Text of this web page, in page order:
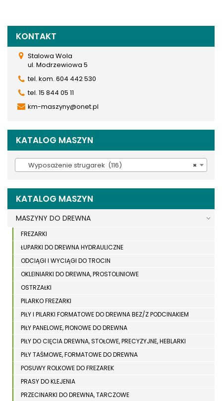
KONTAKT
Stalowa Wola
ul. Modrzewiowa 5
tel. kom. 604 442 530
tel. 15 844 05 11
km-maszyny@onet.pl
KATALOG MASZYN
×
Wyposażenie strugarek (116)
KATALOG MASZYN
MASZYNY DO DREWNA
FREZARKI
ŁUPARKI DO DREWNA HYDRAULICZNE
ODCIĄGI I WYCIĄGI DO TROCIN
OKLEINIARKI DO DREWNA, PROSTOLINIOWE
OSTRZAŁKI
PILARKO FREZARKI
PIŁY I PILARKI FORMATOWE DO DREWNA BEZ/Z PODCINAKIEM
PIŁY PANELOWE, PIONOWE DO DREWNA
PIŁY DO CIĘCIA DREWNA, STOŁOWE, PRECYZYJNE, HEBLARKI
PIŁY TAŚMOWE, FORMATOWE DO DREWNA
POSUWY ROLKOWE DO FREZAREK
PRASY DO KLEJENIA
PRZECINARKI DO DREWNA, TARCZOWE